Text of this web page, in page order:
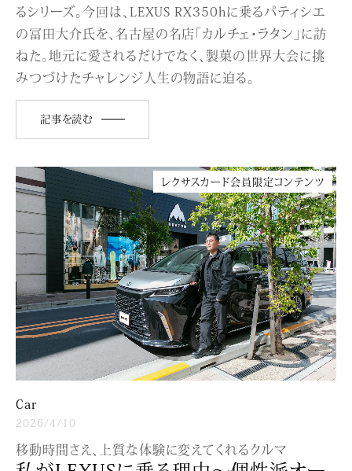
るシリーズ。今回は、LEXUS RX350hに乗るパティシエ
の冨田大介氏を、名古屋の名店「カルチェ・ラタン」に訪
ねた。地元に愛されるだけでなく、製菓の世界大会に挑
みつづけたチャレンジ人生の物語に迫る。
記事を読む
レクサスカード会員限定コンテンツ
Car
2026/4/10
移動時間さえ、上質な体験に変えてくれるクルマ